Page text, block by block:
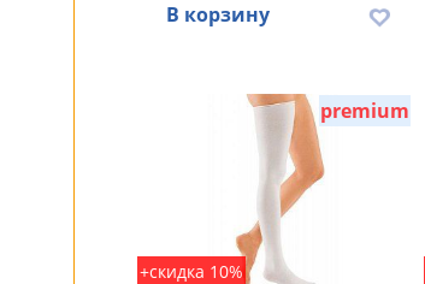
В корзину
premium
+скидка 10%